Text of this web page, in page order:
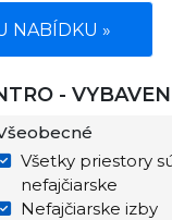
NABÍDKU »
-
Všetky priestory
nefajčiarske
Nefajčiarske izby